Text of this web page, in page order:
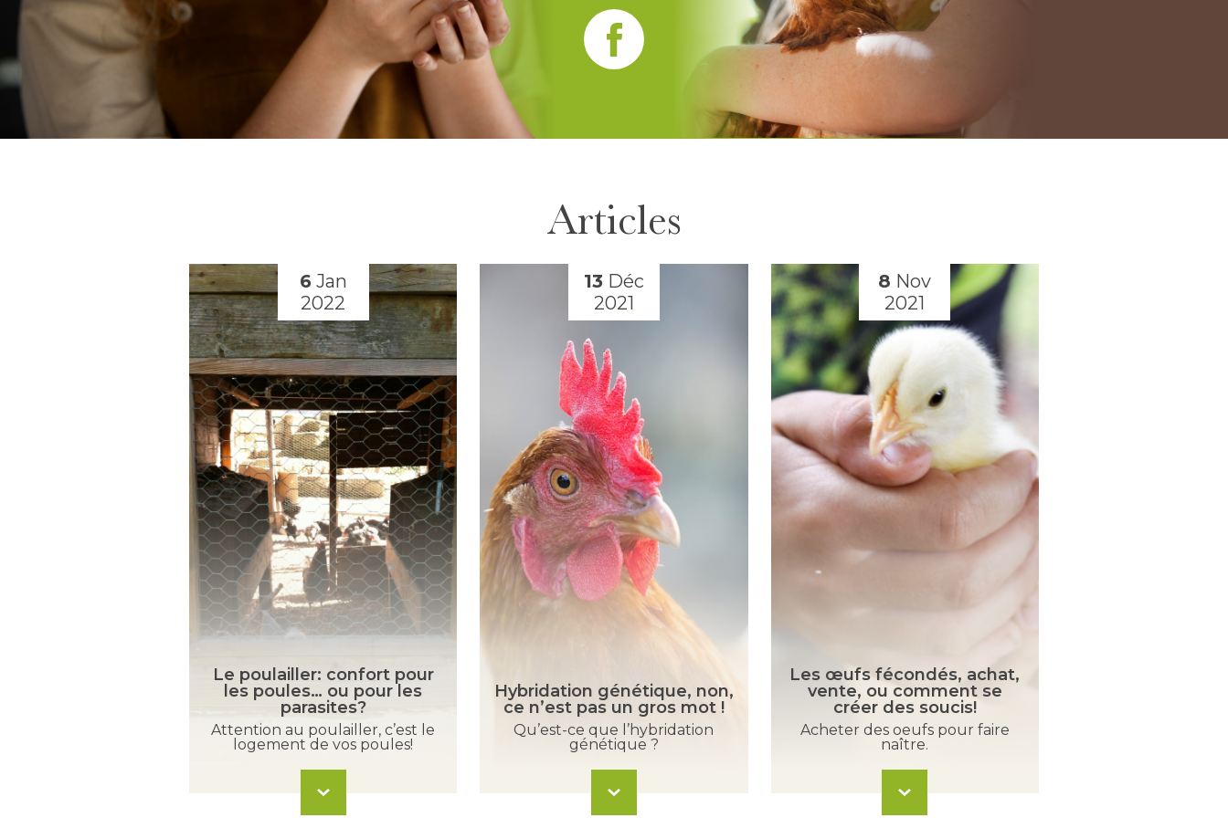
Articles
6 Jan
2022
Le poulailler: confort pour
les poules… ou pour les
parasites?
Attention au poulailler, c’est le
logement de vos poules!
13 Déc
2021
Hybridation génétique, non,
ce n’est pas un gros mot !
Qu’est-ce que l’hybridation
génétique ?
8 Nov
2021
Les œufs fécondés, achat,
vente, ou comment se
créer des soucis!
Acheter des oeufs pour faire
naître.